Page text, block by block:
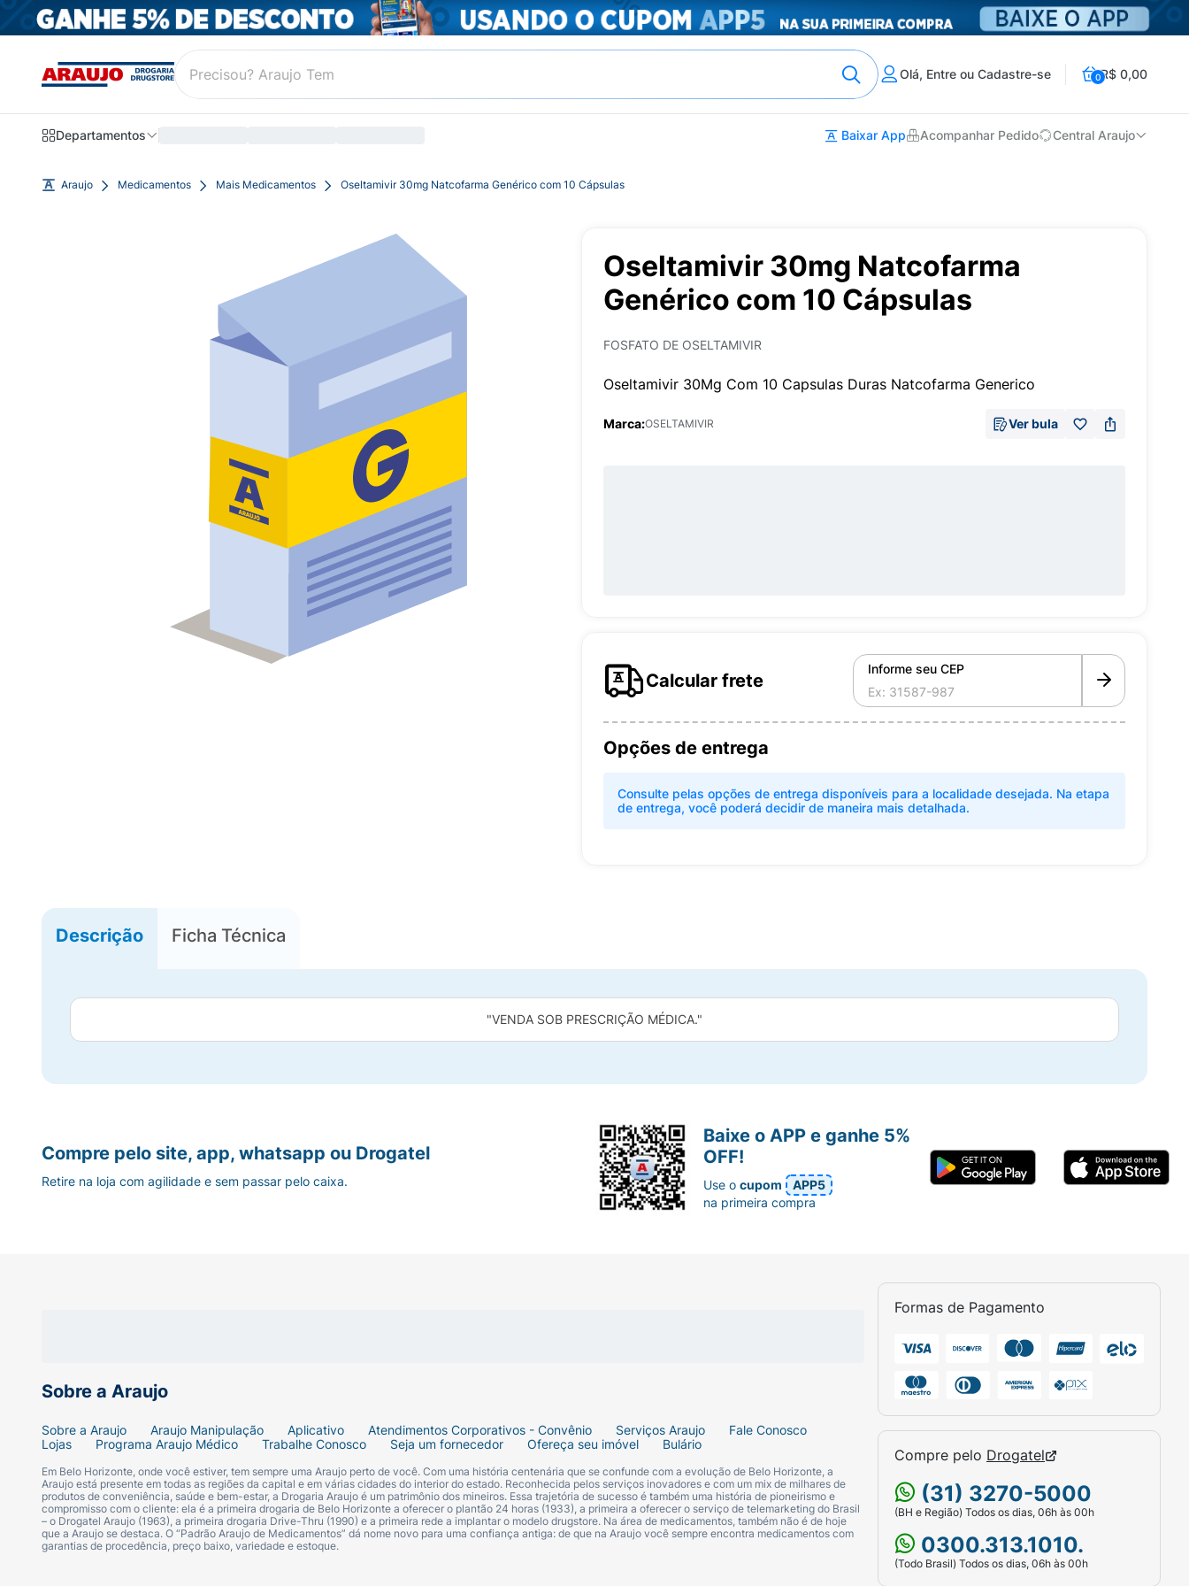
Olá, Entre ou Cadastre-se 0R$ 0,00
Departamentos Baixar App Acompanhar Pedido Central Araujo
Araujo Medicamentos Mais Medicamentos Oseltamivir 30mg Natcofarma Genérico com 10 Cápsulas
Oseltamivir 30mg Natcofarma
Genérico com 10 Cápsulas
FOSFATO DE OSELTAMIVIR
Oseltamivir 30Mg Com 10 Capsulas Duras Natcofarma Generico
Marca:OSELTAMIVIR Ver bula
Calcular frete
Informe seu CEP
Opções de entrega
Consulte pelas opções de entrega disponíveis para a localidade desejada. Na etapa
de entrega, você poderá decidir de maneira mais detalhada.
Descrição Ficha Técnica
"VENDA SOB PRESCRIÇÃO MÉDICA."
Sobre a Araujo
Sobre a Araujo Araujo Manipulação Aplicativo Atendimentos Corporativos - Convênio Serviços Araujo
Fale Conosco
Lojas
Programa Araujo Médico Trabalhe Conosco Seja um fornecedor Ofereça seu imóvel Bulário
Em Belo Horizonte, onde você estiver, tem sempre uma Araujo perto de você. Com uma história centenária que se confunde com a evolução de Belo Horizonte, a
Araujo está presente em todas as regiões da capital e em várias cidades do interior do estado. Reconhecida pelos serviços inovadores e com um mix de milhares de
produtos de conveniência, saúde e bem-estar, a Drogaria Araujo é um patrimônio dos mineiros. Essa trajetória de sucesso é também uma história de pioneirismo e
compromisso com o cliente: ela é a primeira drogaria de Belo Horizonte a oferecer o plantão 24 horas (1933), a primeira a oferecer o serviço de telemarketing do Brasil
– o Drogatel Araujo (1963), a primeira drogaria Drive-Thru (1990) e a primeira rede a implantar o modelo drugstore. Na área de medicamentos, também não é de hoje
que a Araujo se destaca. O “Padrão Araujo de Medicamentos” dá nome novo para uma confiança antiga: de que na Araujo você sempre encontra medicamentos com
garantias de procedência, preço baixo, variedade e estoque.
Formas de Pagamento
Compre pelo Drogatel
(31) 3270-5000
(BH e Região) Todos os dias, 06h às 00h
0300.313.1010.
(Todo Brasil) Todos os dias, 06h às 00h
Compre pelo site, app, whatsapp ou Drogatel
Retire na loja com agilidade e sem passar pelo caixa.
Baixe o APP e ganhe 5%
OFF!
Use ocupom
APP5
na primeira compra